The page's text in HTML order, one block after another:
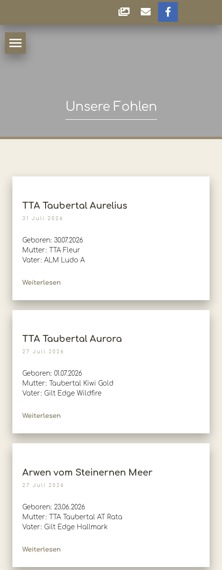
Unsere Fohlen
TTA Taubertal Aurelius
31 Juli 2026
Geboren: 30.07.2026
Mutter: TTA Fleur
Vater: ALM Ludo A
Weiterlesen
TTA Taubertal Aurora
27 Juli 2026
Geboren: 01.07.2026
Mutter: Taubertal Kiwi Gold
Vater: Gilt Edge Wildfire
Weiterlesen
Arwen vom Steinernen Meer
27 Juli 2026
Geboren: 23.06.2026
Mutter: TTA Taubertal AT Rata
Vater: Gilt Edge Hallmark
Weiterlesen